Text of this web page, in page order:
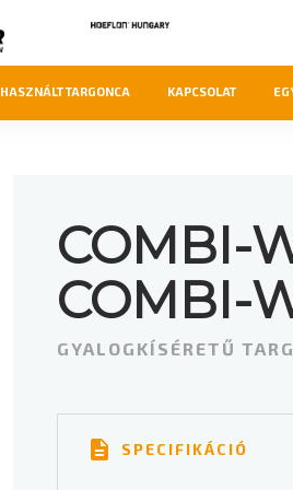
HASZNÁLT TARGONCA KAPCSOLAT
COMBI-
COMBI-
GYALOGKÍSÉRETŰ
SPECIFIKÁCIÓ